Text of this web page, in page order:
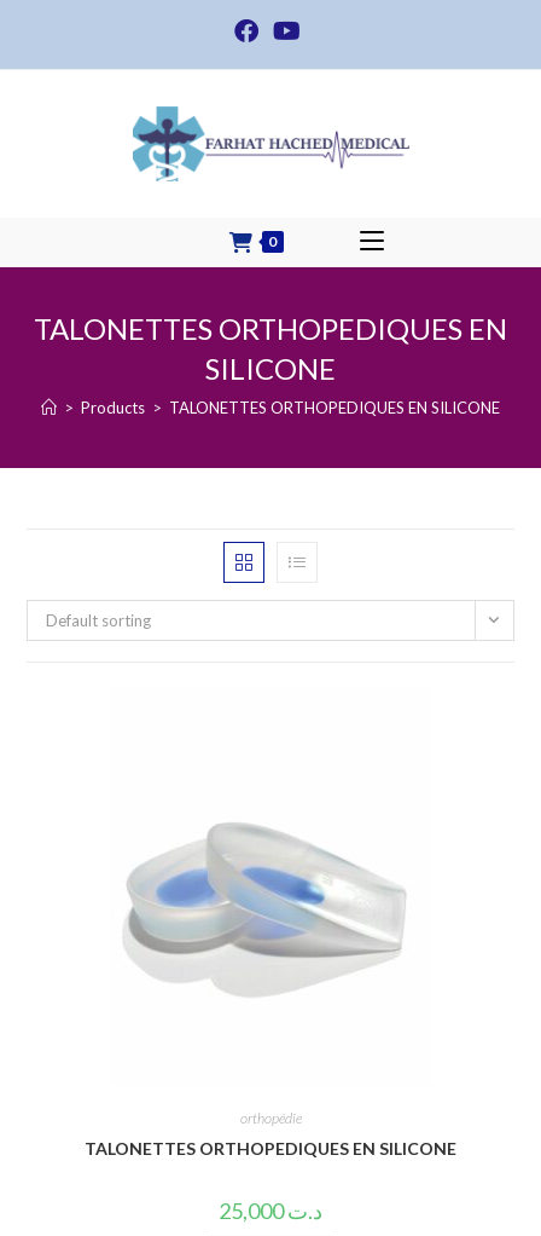
content
0
TALONETTES ORTHOPEDIQUES EN
SILICONE
> Products > TALONETTES ORTHOPEDIQUES EN SILICONE
Default sorting
orthopédie
TALONETTES ORTHOPEDIQUES EN SILICONE
د.ت25,000